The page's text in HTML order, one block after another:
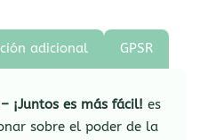
adicional GPSR
¡Juntos es más fácil! es
sobre el poder de la